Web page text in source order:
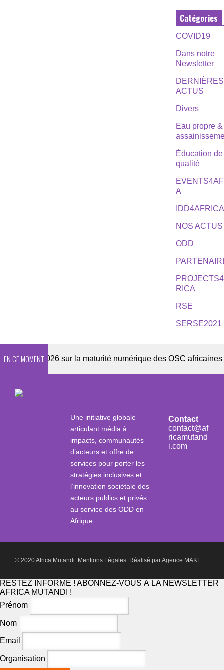
Catégories
COVID19
Dans notre
Newsletter
DERNIÈRES
ACTUS
Divers
Eau propre &
Éducation de
qualité
A
NOS ACTUS
ODD
RICA
RSE
SERSE2021
EN CE MOMENT
2026 sur la maturité numérique des OSC africaines
Une initiative globale
articulant média à
impacts, communautés
d’acteurs et offre de
services pour porter les
stratégies inclusives et
l’innovation sociétale des
acteurs publics et privés
au service des ODD en
Afrique.
Contact
contact@af
ricamutand
i.com
© 2020 Africa Mutandi. Mentions Légales. Réalisé parAgence MAKE
RESTEZ INFORMÉ ! ABONNEZ-VOUS À LA NEWSLETTER
AFRICA MUTANDI !
Prénom
Nom
Email
Organisation